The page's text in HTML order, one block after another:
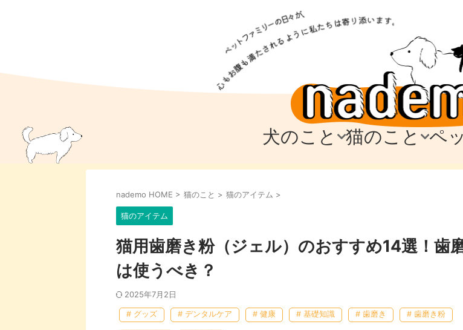
犬のこと
犬のこと
犬のしつけ
犬のアイテム
猫のこと
猫のこと
猫のしつけ
猫のアイテム
ペ
ペットフード
nademo HOME > 猫のこと > 猫のアイテム >
猫のアイテム
猫用歯磨き粉（ジェル）のおすすめ14選！歯
は使うべき？
2025年7月2日
# グッズ # デンタルケア # 健康 # 基礎知識 # 歯磨き # 歯磨き粉